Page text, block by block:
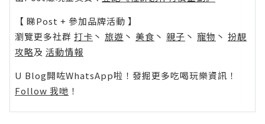
【 睇Post + 參加品牌活動 】
瀏覽更多社群 打卡 丶 旅遊 丶 美食 丶 親子 丶 寵物 丶 扮靚
攻略及 活動情報
U Blog開咗WhatsApp啦！發掘更多吃喝玩樂資訊！
Follow 我哋 ！